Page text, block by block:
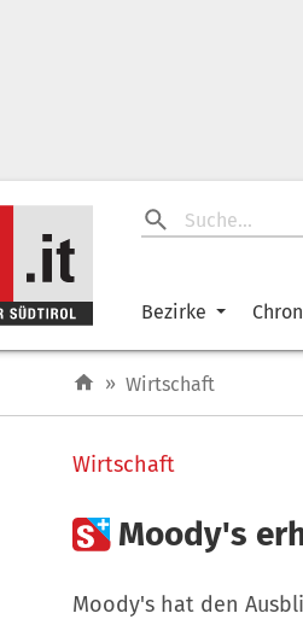
Bezirke
» Wirtschaft
Wirtschaft
 Moody's
Moody's hat den